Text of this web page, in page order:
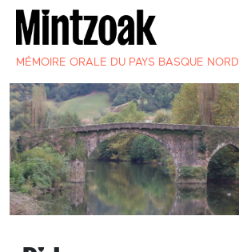
MÉMOIRE ORALE DU PAYS BASQUE NORD